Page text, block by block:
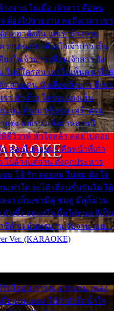
งจาน ในเมื่อ เจ้าสาว คือคน
ต้องไปช่วยงาน พอถึงเวลา เขา
เฮฮาดังลั่น แต่เราล้างจาน
ามหมาย เคียงใจเจ้าบ่าว เป็น
ใจเจ้าบ่าว เพื่อนเจ้าสาว ยัง
ไม่มีใครสน เขาไม่เห็นคน ที่อยู่
สวยเด่น นั่งเคียงเจ้าบ่าว ที่เขา
รา ลำเค็ญ ใครจะมองเห็น
ะบม ต้องมาขื่นขม เศร้าตรม
ต่ง แต่เรา แล้งมาหลายปี
ธีวิวาห์ หัวใจหล้า คอยไปคอย
คอยไปคอยมา คือหน้าที่เก่า
ไปล้างแต่จาน ดั่งถูกประหาร
ม โอ้ รัก ลอยลม ไม่สม ดัง ใจ
เท่าใด จะได้ เลื่อนขั้นบันได ได้
หงา เห็นเขามีคู่ ซมดู มีคู่ก็ม่วน
มันซึ้ง อยู่แก่ใจ มื้อใด๋หนอ สิเป็น
าซิด้าน มันทรมาน จับจาน เอย…
Ver. (KARAOKE)
บไออุ่น การุณ จากแฟน เพลง
อแฟนเพลง ให้กำลังใจ น้ำใจ